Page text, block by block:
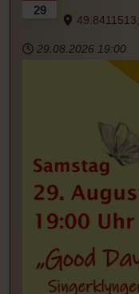
29
29.08.2026 19:00